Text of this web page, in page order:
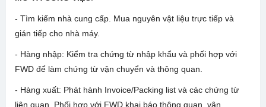
- Tìm kiếm nhà cung cấp. Mua nguyên vật liệu trực tiếp và
gián tiếp cho nhà máy.
- Hàng nhập: Kiểm tra chứng từ nhập khẩu và phối hợp với
FWD để làm chứng từ vận chuyển và thông quan.
- Hàng xuất: Phát hành Invoice/Packing list và các chứng từ
liên quan. Phối hợp với FWD khai báo thông quan, vận